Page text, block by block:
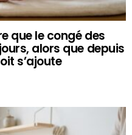
que le congé des
alors que depuis
s’ajoute